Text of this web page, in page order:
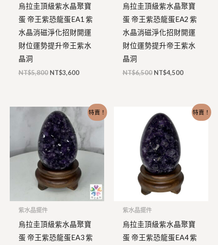
烏拉圭頂級紫水晶聚寶
蛋 帝王紫恐龍蛋EA1 紫
水晶消磁淨化招財開運
財位運勢提升帝王紫水
晶洞
NT$5,800 NT$3,600
烏拉圭頂級紫水晶聚寶
蛋 帝王紫恐龍蛋EA2 紫
水晶消磁淨化招財開運
財位運勢提升帝王紫水
晶洞
NT$6,500 NT$4,500
特賣！
紫水晶擺件
烏拉圭頂級紫水晶聚寶
蛋 帝王紫恐龍蛋EA3 紫
原
始
價
格：
NT$6,380。
格：
NT$4,180。
特賣！
紫水晶擺件
烏拉圭頂級紫水晶聚寶
蛋 帝王紫恐龍蛋EA4 紫
始
價
格：
NT$7,280。